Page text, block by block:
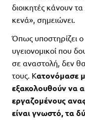
διοικητές κάνουν
κενά», σημειώνει.
Όπως υποστηρίζει ο
υγειονομικοί που
σε αναστολή, δεν
τους. Κατονόμασε
εξακολουθούν να
εργαζομένους
είναι γνωστό, τα